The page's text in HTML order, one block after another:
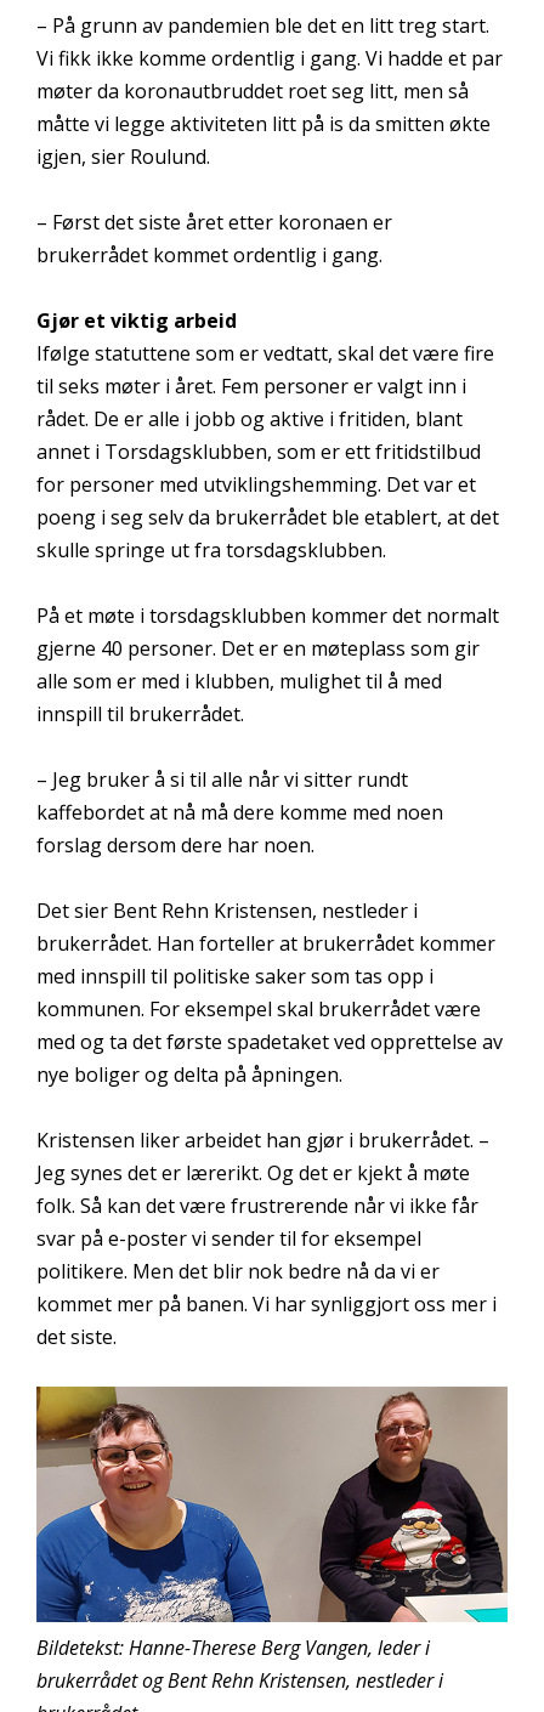
– På grunn av pandemien ble det en litt treg start.
Vi fikk ikke komme ordentlig i gang. Vi hadde et par
møter da koronautbruddet roet seg litt, men så
måtte vi legge aktiviteten litt på is da smitten økte
igjen, sier Roulund.
– Først det siste året etter koronaen er
brukerrådet kommet ordentlig i gang.
Gjør et viktig arbeid
Ifølge statuttene som er vedtatt, skal det være fire
til seks møter i året. Fem personer er valgt inn i
rådet. De er alle i jobb og aktive i fritiden, blant
annet i Torsdagsklubben, som er ett fritidstilbud
for personer med utviklingshemming. Det var et
poeng i seg selv da brukerrådet ble etablert, at det
skulle springe ut fra torsdagsklubben.
På et møte i torsdagsklubben kommer det normalt
gjerne 40 personer. Det er en møteplass som gir
alle som er med i klubben, mulighet til å med
innspill til brukerrådet.
– Jeg bruker å si til alle når vi sitter rundt
kaffebordet at nå må dere komme med noen
forslag dersom dere har noen.
Det sier Bent Rehn Kristensen, nestleder i
brukerrådet. Han forteller at brukerrådet kommer
med innspill til politiske saker som tas opp i
kommunen. For eksempel skal brukerrådet være
med og ta det første spadetaket ved opprettelse av
nye boliger og delta på åpningen.
Kristensen liker arbeidet han gjør i brukerrådet. –
Jeg synes det er lærerikt. Og det er kjekt å møte
folk. Så kan det være frustrerende når vi ikke får
svar på e-poster vi sender til for eksempel
politikere. Men det blir nok bedre nå da vi er
kommet mer på banen. Vi har synliggjort oss mer i
det siste.
Bildetekst: Hanne-Therese Berg Vangen, leder i
brukerrådet og Bent Rehn Kristensen, nestleder i